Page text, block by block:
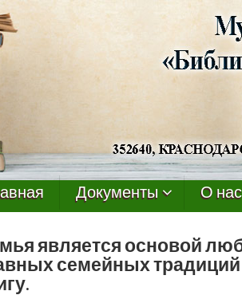
Документы О нас
является основой
семейных